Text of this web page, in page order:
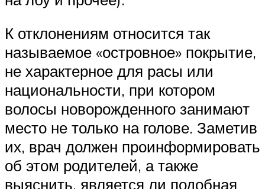
К отклонениям относится так
называемое «островное» покрытие,
не характерное для расы или
национальности, при котором
волосы новорожденного занимают
место не только на голове. Заметив
их, врач должен проинформировать
об этом родителей, а также
выяснить, является ли подобная